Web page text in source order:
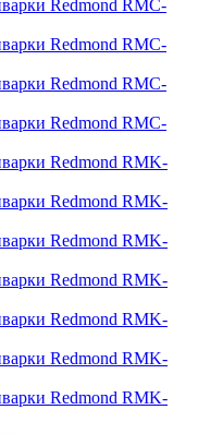
Redmond RMC-
Redmond RMC-
Redmond RMC-
Redmond RMC-
Redmond RMK-
Redmond RMK-
Redmond RMK-
Redmond RMK-
Redmond RMK-
Redmond RMK-
Redmond RMK-